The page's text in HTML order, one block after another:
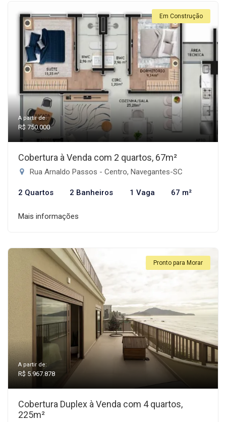
Em Construção
A partir de:
R$ 750.000
Cobertura à Venda com 2 quartos, 67m²
Rua Arnaldo Passos - Centro, Navegantes-SC
2 Quartos 2 Banheiros 1 Vaga 67 m²
Mais informações
Pronto para Morar
A partir de:
R$ 5.967.878
Cobertura Duplex à Venda com 4 quartos,
225m²